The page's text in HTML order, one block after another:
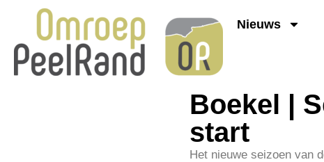
Nieuws
Boekel |
start
Het nieuwe seizoen van